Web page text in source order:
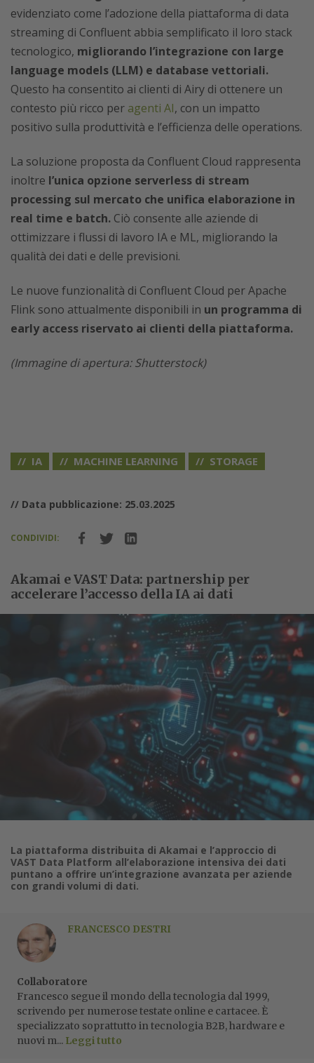
evidenziato come l’adozione della piattaforma di data
streaming di Confluent abbia semplificato il loro stack
tecnologico, migliorando l’integrazione con large
language models (LLM) e database vettoriali.
Questo ha consentito ai clienti di Airy di ottenere un
contesto più ricco per agenti AI, con un impatto
positivo sulla produttività e l’efficienza delle operations.
La soluzione proposta da Confluent Cloud rappresenta
inoltre l’unica opzione serverless di stream
processing sul mercato che unifica elaborazione in
real time e batch. Ciò consente alle aziende di
ottimizzare i flussi di lavoro IA e ML, migliorando la
qualità dei dati e delle previsioni.
Le nuove funzionalità di Confluent Cloud per Apache
Flink sono attualmente disponibili in un programma di
early access riservato ai clienti della piattaforma.
(Immagine di apertura: Shutterstock)
IA MACHINE LEARNING STORAGE
// Data pubblicazione: 25.03.2025
CONDIVIDI:
Akamai e VAST Data: partnership per
accelerare l’accesso della IA ai dati
La piattaforma distribuita di Akamai e l’approccio di
VAST Data Platform all’elaborazione intensiva dei dati
puntano a offrire un’integrazione avanzata per aziende
con grandi volumi di dati.
FRANCESCO DESTRI
Collaboratore
Francesco segue il mondo della tecnologia dal 1999,
scrivendo per numerose testate online e cartacee. È
specializzato soprattutto in tecnologia B2B, hardware e
nuovi m... Leggi tutto